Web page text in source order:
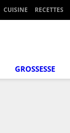
CUISINE RECETTES
GROSSESSE